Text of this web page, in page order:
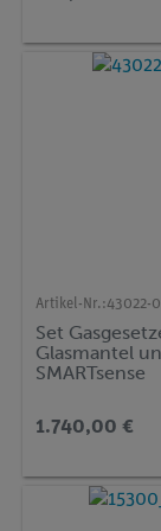
Artikel-Nr.:43022-
Set
Glasmantel
SMARTsense
1.740,00 €